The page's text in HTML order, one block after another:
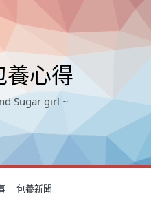
養心得
Sugar girl ~
包養新聞